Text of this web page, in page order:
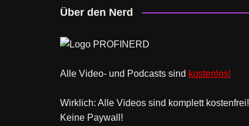
Über den Nerd
Alle Video- und Podcasts sind kostenlos!
Wirklich: Alle Videos sind komplett kostenfrei!
Keine Paywall!